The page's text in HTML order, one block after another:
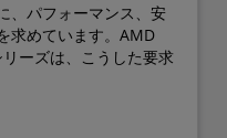
、パフォーマンス、安
求めています。AMD
ーズは、こうした要求